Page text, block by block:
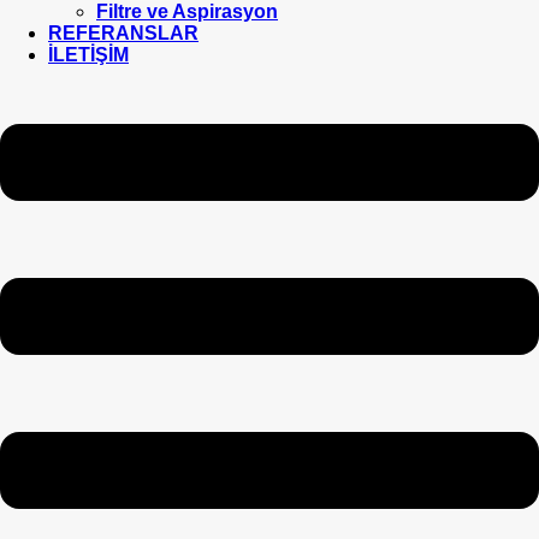
Filtre ve Aspirasyon
REFERANSLAR
İLETİŞİM